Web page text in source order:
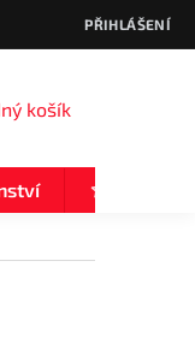
PŘIHLÁŠENÍ
košík